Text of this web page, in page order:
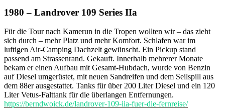
1980 – Landrover 109 Series IIa
Für die Tour nach Kamerun in die Tropen wollten wir – das zieht
sich durch – mehr Platz und mehr Komfort. Schlafen war im
luftigen Air-Camping Dachzelt gewünscht. Ein Pickup stand
passend am Strassenrand. Gekauft. Innerhalb mehrerer Monate
bekam er einen Aufbau mit Gesamt-Hubdach, wurde von Benzin
auf Diesel umgerüstet, mit neuen Sandreifen und dem Seilspill aus
dem 88er ausgestattet. Tanks für über 200 Liter Diesel und ein 120
Liter Vetus-Falttank für die überlangen Entfernungen.
https://berndwoick.de/landrover-109-iia-fuer-die-fernreise/